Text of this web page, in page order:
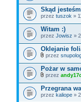
Skąd
przez tuszok »
Witam :)
przez Jowisz »
Oklejanie
przez
Pożar w
przez
Przegrana
przez kaliope» 2